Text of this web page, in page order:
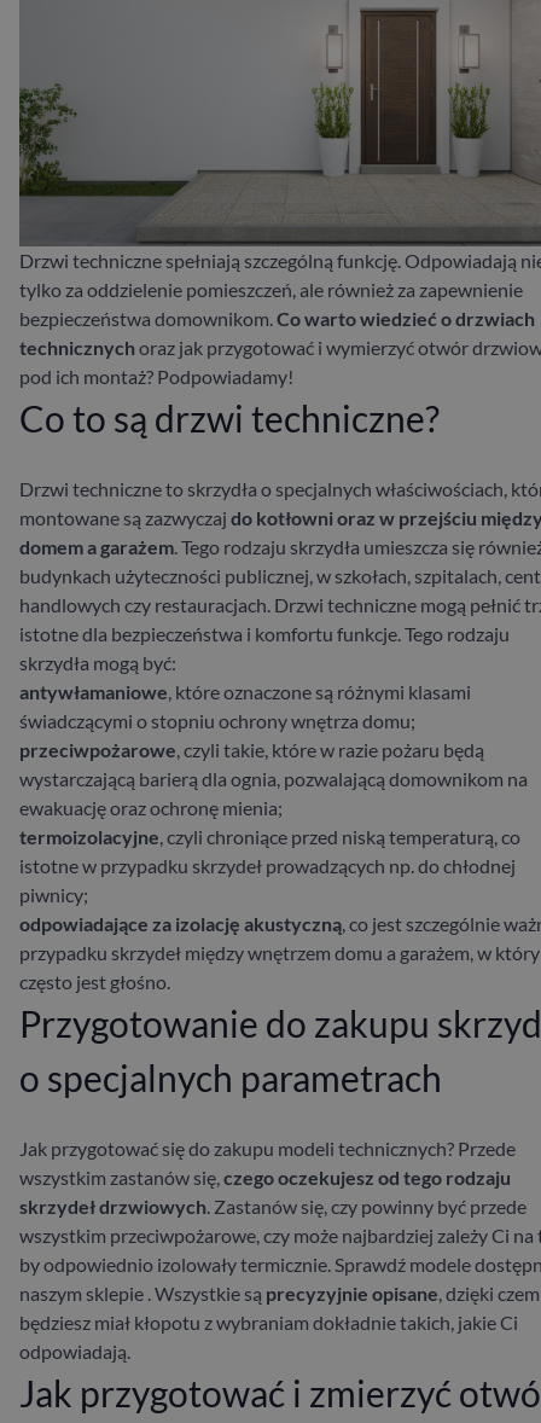
Drzwi techniczne spełniają szczególną funkcję. Odpowiadają
tylko za oddzielenie pomieszczeń, ale również za zapewnienie
bezpieczeństwa domownikom.Co warto wiedzieć o drzwiach
technicznych oraz jak przygotować i wymierzyć otwór
pod ich montaż? Podpowiadamy!
Co to są drzwi techniczne?
Drzwi techniczne to skrzydła o specjalnych właściwościach,
montowane są zazwyczaj do kotłowni oraz w przejściu
domem a garażem. Tego rodzaju skrzydła umieszcza się
budynkach użyteczności publicznej, w szkołach, szpitalach,
handlowych czy restauracjach. Drzwi techniczne mogą pełnić
istotne dla bezpieczeństwa i komfortu funkcje. Tego rodzaju
skrzydła mogą być:
antywłamaniowe, które oznaczone są różnymi klasami
świadczącymi o stopniu ochrony wnętrza domu;
przeciwpożarowe, czyli takie, które w razie pożaru będą
wystarczającą barierą dla ognia, pozwalającą domownikom na
ewakuację oraz ochronę mienia;
termoizolacyjne, czyli chroniące przed niską temperaturą, co
istotne w przypadku skrzydeł prowadzących np. do chłodnej
piwnicy;
odpowiadające za izolację akustyczną, co jest szczególnie
przypadku skrzydeł między wnętrzem domu a garażem, w
często jest głośno.
Przygotowanie do zakupu
o specjalnych parametrach
Jak przygotować się do zakupu modeli technicznych? Przede
wszystkim zastanów się,czego oczekujesz od tego rodzaju
skrzydeł drzwiowych. Zastanów się, czy powinny być przede
wszystkim przeciwpożarowe, czy może najbardziej zależy Ci na
by odpowiednio izolowały termicznie. Sprawdź modele
naszym sklepie . Wszystkie są precyzyjnie opisane, dzięki
będziesz miał kłopotu z wybraniam dokładnie takich, jakie Ci
odpowiadają.
Jak przygotować i zmierzyć